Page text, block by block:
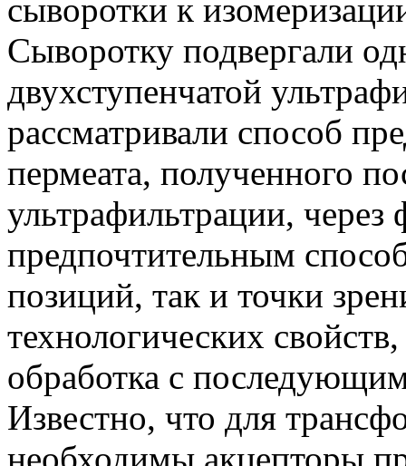
сыворотки к
Сыворотку подвергали
двухступенчатой
рассматривали способ
пермеата, полученного
ультрафильтрации,
предпочтительным
позиций, так и точки
технологических
обработка с
Известно, что для
необходимы акцепторы